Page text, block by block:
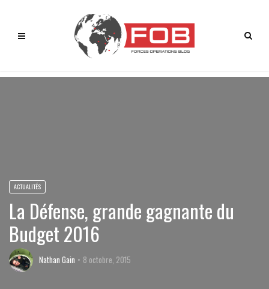
ACTUALITÉS
La Défense, grande gagnante du
Budget 2016
Nathan Gain 8 octobre, 2015